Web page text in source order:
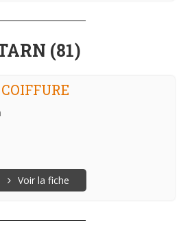
(81)
Voir la fiche